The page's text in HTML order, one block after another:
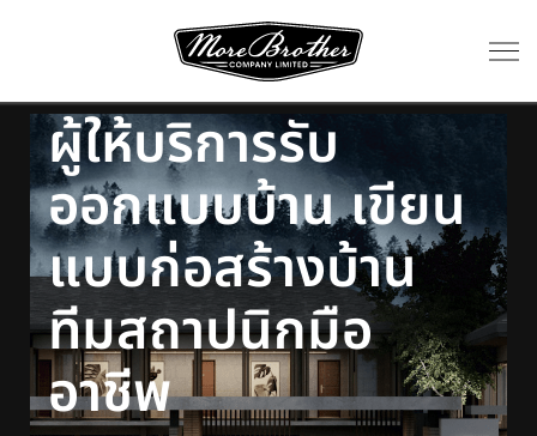
ผู้ให้บริการรับ
ออกแบบบ้าน เขียน
แบบก่อสร้างบ้าน
ทีมสถาปนิกมือ
อาชีพ